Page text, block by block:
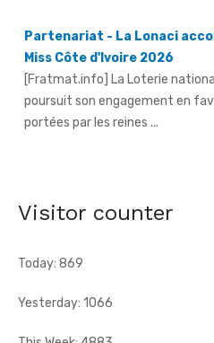
poursuit son engagement en
portées par les reines ...
sanitaires
Visitor counter
Today: 869
Yesterday: 1066